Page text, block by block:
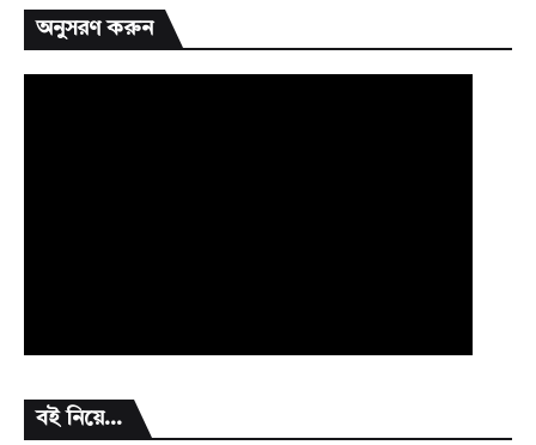
অনুসরণ করুন
বই নিয়ে...